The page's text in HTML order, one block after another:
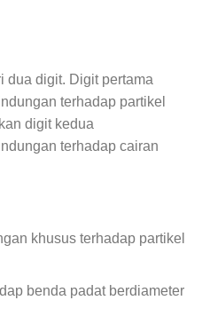
dua digit. Digit pertama
terhadap partikel
digit kedua
terhadap cairan
khusus terhadap partikel
benda padat berdiameter